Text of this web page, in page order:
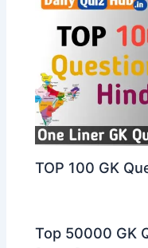
TOP 100 GK
Top 50000 GK